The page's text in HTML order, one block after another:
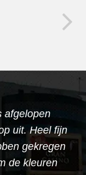
afgelopen
uit. Heel fijn
gekregen
de kleuren